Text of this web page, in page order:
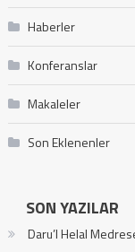
Haberler
Konferanslar
Makaleler
Son Eklenenler
SON YAZILAR
Daru’l Helal